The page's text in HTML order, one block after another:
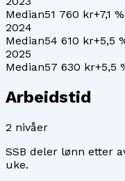
Median51 760 kr+7,1 %
2024
Median54 610 kr+5,5
2025
Median57 630 kr+5,5
Arbeidstid
2 nivåer
SSB deler lønn etter
uke.